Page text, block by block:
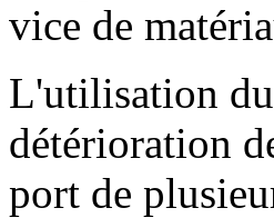
vice de
L'utilisation
détérioration
port de